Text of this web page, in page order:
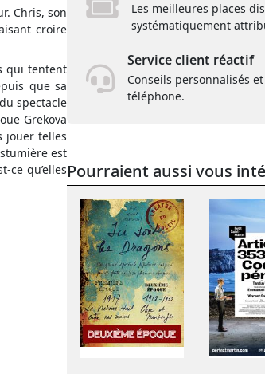
Chris, son
croire
qui tentent
que sa
spectacle
Grekova
jouer telles
est
ce qu’elles
Les meilleures places
systématiquement
Service client réactif
Conseils personnalisés
téléphone.
Pourraient aussi vous